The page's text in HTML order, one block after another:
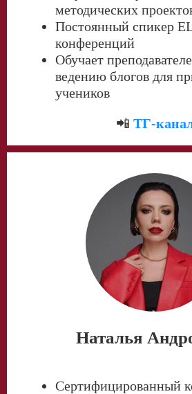
методических
Постоянный спикер
конференций
Обучает
ведению блогов для
учеников
📲 ТГ-
Наталья
Сертифицированный